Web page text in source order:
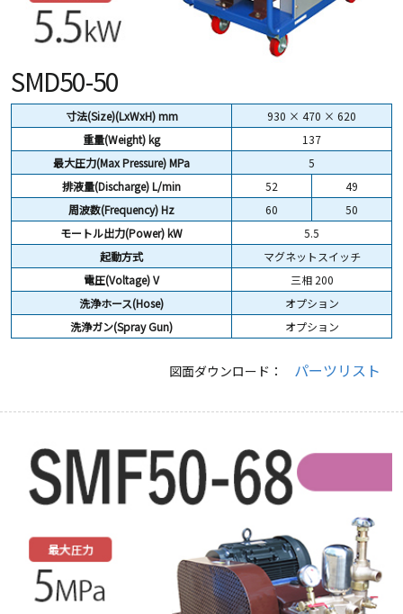
SMD50-50
寸法(Size)(LxWxH) mm
930 × 470 × 620
重量(Weight)kg
137
最大圧力(Max Pressure) MPa
5
排液量(Discharge) L/min
52
49
周波数(Frequency) Hz
60
50
モートル出力(Power) kW
5.5
起動方式
マグネットスイッチ
電圧(Voltage) V
三相 200
洗浄ホース(Hose)
オプション
洗浄ガン(Spray Gun)
オプション
図面ダウンロード： パーツリスト